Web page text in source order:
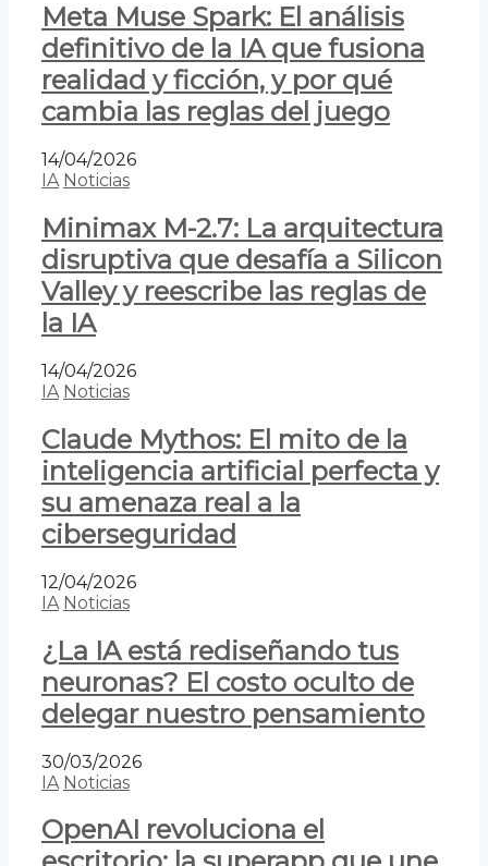
Meta Muse Spark: El análisis
definitivo de la IA que fusiona
realidad y ficción, y por qué
cambia las reglas del juego
14/04/2026
IA Noticias
Minimax M-2.7: La arquitectura
disruptiva que desafía a Silicon
Valley y reescribe las reglas de
la IA
14/04/2026
IA Noticias
Claude Mythos: El mito de la
inteligencia artificial perfecta y
su amenaza real a la
ciberseguridad
12/04/2026
IA Noticias
¿La IA está rediseñando tus
neuronas? El costo oculto de
delegar nuestro pensamiento
30/03/2026
IA Noticias
OpenAI revoluciona el